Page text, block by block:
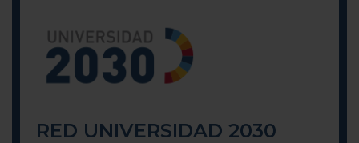
RED UNIVERSIDAD 2030